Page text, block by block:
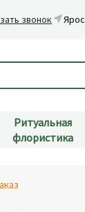
Заказать звонок
Ритуальная
флористика